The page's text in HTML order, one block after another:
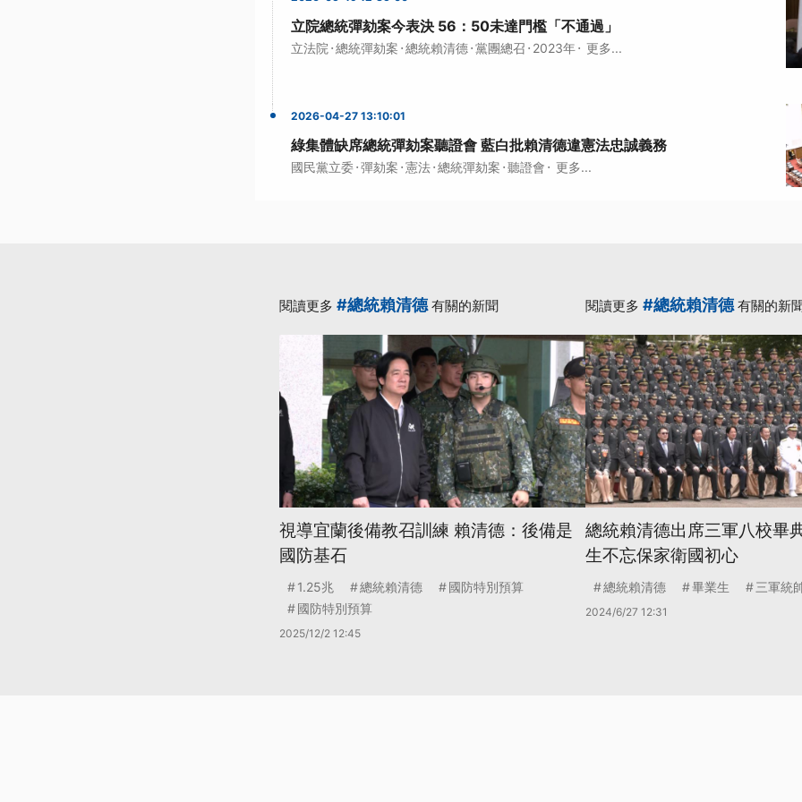
立院總統彈劾案今表決 56：50未達門檻「不通過」
立法院 ·總統彈劾案 ·總統賴清德·黨團總召 · 2023年· 更多...
2026-04-27 13:10:01
綠集體缺席總統彈劾案聽證會 藍白批賴清德違憲法忠誠義務
國民黨立委·彈劾案 ·憲法·總統彈劾案 ·聽證會 · 更多...
閱讀更多 #總統賴清德有關的新聞
視導宜蘭後備教召訓練 賴清德：後備是
國防基石
1.25兆 總統賴清德
國防特別預算
國防特別預算
2025/12/2 12:45
閱讀更多 #總統賴清德有關的新
總統賴清德出席三軍八校畢
生不忘保家衛國初心
總統賴清德 畢業生 三軍統
2024/6/27 12:31